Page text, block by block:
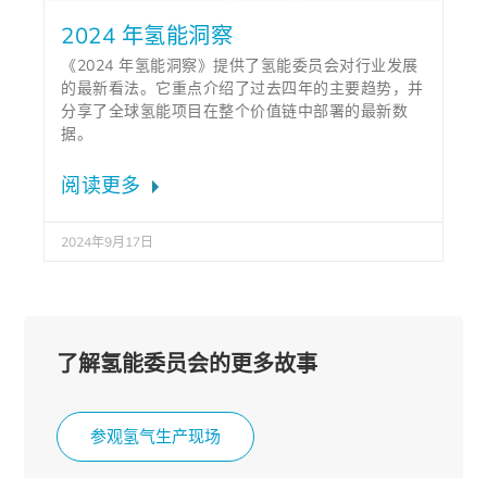
2024 年氢能洞察
《2024 年氢能洞察》提供了氢能委员会对行业发展
的最新看法。它重点介绍了过去四年的主要趋势，并
分享了全球氢能项目在整个价值链中部署的最新数
据。
阅读更多
2024年9月17日
了解氢能委员会的更多故事
参观氢气生产现场